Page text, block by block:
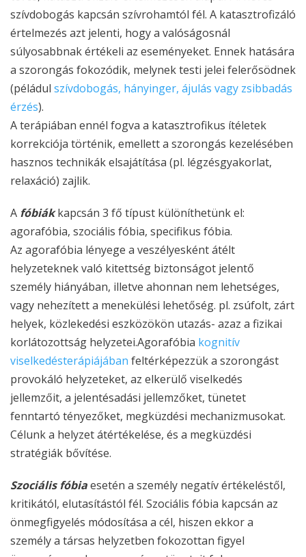
szívdobogás kapcsán szívrohamtól fél. A katasztrofizáló
értelmezés azt jelenti, hogy a valóságosnál
súlyosabbnak értékeli az eseményeket. Ennek hatására
a szorongás fokozódik, melynek testi jelei felerősödnek
(péládul szívdobogás, hányinger, ájulás vagy zsibbadás
érzés).
A terápiában ennél fogva a katasztrofikus ítéletek
korrekciója történik, emellett a szorongás kezelésében
hasznos technikák elsajátítása (pl. légzésgyakorlat,
relaxáció) zajlik.
A fóbiákkapcsán 3 fő típust különíthetünk el:
agorafóbia, szociális fóbia, specifikus fóbia.
Az agorafóbia lényege a veszélyesként átélt
helyzeteknek való kitettség biztonságot jelentő
személy hiányában, illetve ahonnan nem lehetséges,
vagy nehezített a menekülési lehetőség. pl. zsúfolt, zárt
helyek, közlekedési eszközökön utazás- azaz a fizikai
korlátozottság helyzetei.Agorafóbia kognitív
viselkedésterápiájában feltérképezzük a szorongást
provokáló helyzeteket, az elkerülő viselkedés
jellemzőit, a jelentésadási jellemzőket, tünetet
fenntartó tényezőket, megküzdési mechanizmusokat.
Célunk a helyzet átértékelése, és a megküzdési
stratégiák bővítése.
Szociális fóbiaesetén a személy negatív értékeléstől,
kritikától, elutasítástól fél. Szociális fóbia kapcsán az
önmegfigyelés módosítása a cél, hiszen ekkor a
személy a társas helyzetben fokozottan figyel